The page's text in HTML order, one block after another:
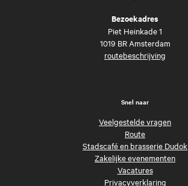
Bezoekadres
Piet Heinkade 1
1019 BR Amsterdam
routebeschrijving
Snel naar
Veelgestelde vragen
Route
Stadscafé en brasserie Dudok
Zakelijke evenementen
Vacatures
Privacyverklaring